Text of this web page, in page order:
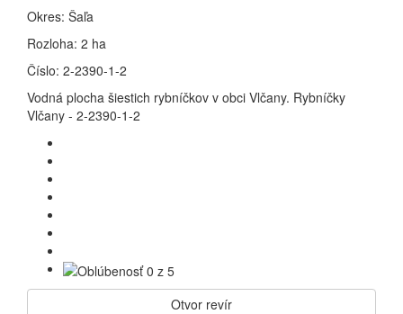
Okres: Šaľa
Rozloha: 2 ha
Číslo: 2-2390-1-2
Vodná plocha šiestich rybníčkov v obci Vlčany. Rybníčky
Vlčany - 2-2390-1-2
Otvor revír